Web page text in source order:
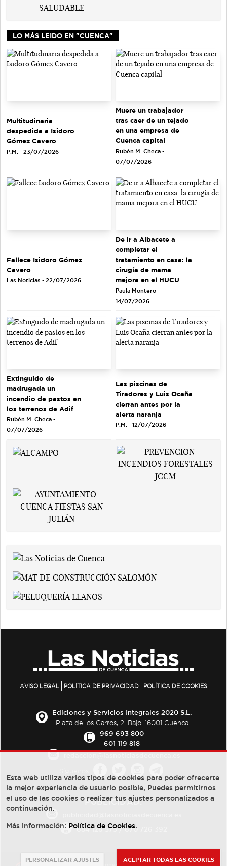
LO MÁS LEIDO EN "CUENCA"
Multitudinaria
despedida a Isidoro
Gómez Cavero
P.M. - 23/07/2026
Muere un trabajador
tras caer de un tejado
en una empresa de
Cuenca capital
Rubén M. Checa -
07/07/2026
Fallece Isidoro Gómez
Cavero
Las Noticias - 22/07/2026
De ir a Albacete a
completar el
tratamiento en casa: la
cirugía de mama
mejora en el HUCU
Paula Montero -
14/07/2026
Extinguido de
madrugada un
incendio de pastos en
los terrenos de Adif
Rubén M. Checa -
07/07/2026
Las piscinas de
Tiradores y Luis Ocaña
cierran antes por la
alerta naranja
P.M. - 12/07/2026
AVISO LEGAL POLÍTICA DE PRIVACIDAD POLÍTICA DE COOKIES
Ediciones y Servicios Integrales 2020 S.L.
Plaza de los Carros, 2. Bajo. 16001 Cuenca
969 693 800
601 119 818
PUBLICIDAD:
684 126 573/670 726 392
Esta web utiliza varios tipos de cookies para poder ofrecerte
la mejor experiencia de usuario posible, Puedes permitirnos
el uso de las cookies o realizar tus ajustes personalizados a
continuación.
Más información: Política de Cookies.
PERSONALIZAR AJUSTES ACEPTAR TODAS LAS COOKIES